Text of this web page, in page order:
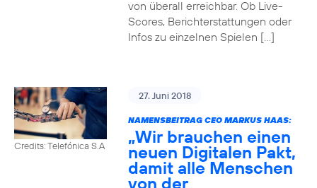
von überall erreichbar. Ob Live-
Scores, Berichterstattungen oder
Infos zu einzelnen Spielen […]
Credits: Telefónica S.A
27. Juni 2018
NAMENSBEITRAG CEO MARKUS HAAS:
„Wir brauchen einen
neuen Digitalen Pakt,
damit alle Menschen
von der